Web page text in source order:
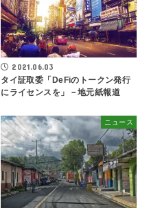
2021.06.03
タイ証取委「DeFiのトークン発行
にライセンスを」－地元紙報道
ニュース